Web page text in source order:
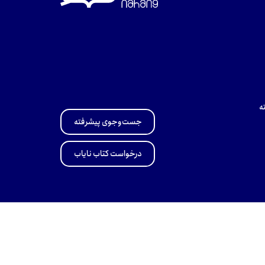
جست‌وجوی پیشرفته
درخواست کتاب نایاب